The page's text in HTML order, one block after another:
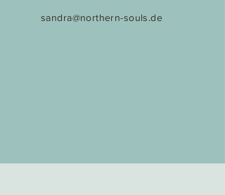
sandra@northern-souls.de